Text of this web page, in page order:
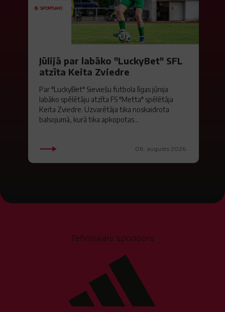
Jūlijā par labāko "LuckyBet" SFL
atzīta Keita Zviedre
Par "LuckyBet" Sieviešu futbola līgas jūnija
labāko spēlētāju atzīta FS "Metta" spēlētāja
Keita Zviedre. Uzvarētāja tika noskaidrota
balsojumā, kurā tika apkopotas...
06. augusts 2026.
Tehniskais sponsors